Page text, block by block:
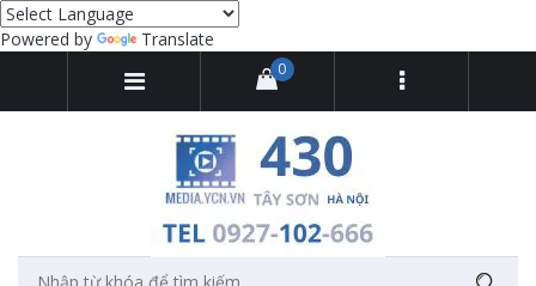
Powered by Translate
0